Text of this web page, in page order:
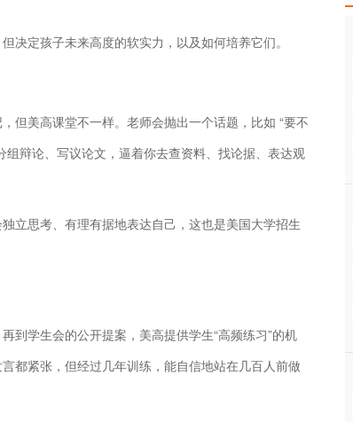
决定孩子未来高度的软实力，以及如何培养它们。
但美高课堂不一样。老师会抛出一个话题，比如 “要不
辩论、写议论文，逼着你去查资料、找论据、表达观
立思考、有理有据地表达自己，这也是美国大学招生
到学生会的公开提案，美高提供学生“高频练习”的机
都紧张，但经过几年训练，能自信地站在几百人前做